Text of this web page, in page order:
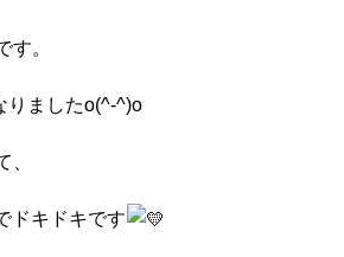
す。
りましたo(^-^)o
、
ドキドキです